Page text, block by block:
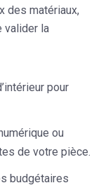
des matériaux,
valider la
pour
ou
de votre pièce.
budgétaires